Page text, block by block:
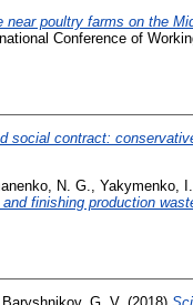
poultry farms on the
Conference of
social contract:
N. G. Yakymenko, I.
finishing production